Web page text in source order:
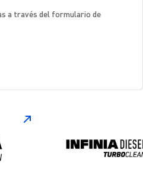
a través del formulario de